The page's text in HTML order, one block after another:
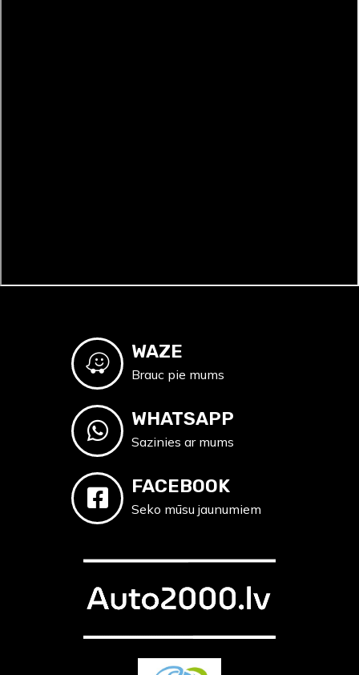
WAZE
Brauc pie mums
WHATSAPP
Sazinies ar mums
FACEBOOK
Seko mūsu jaunumiem